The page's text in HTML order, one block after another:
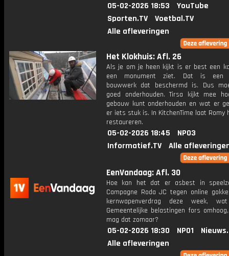
05-02-2026 18:53
YouTube
Sporten.TV
Voetbal.TV
Alle afleveringen
Het Klokhuis: Afl. 26
Als je om je heen kijkt is er best een
een monument ziet. Dat is een
bouwwerk dat beschermd is. Dus
goed onderhouden. Tirsa kijkt mee
gebouw kunt onderhouden en wat er
er iets stuk is. In KitchenTime laat Romy
restaureren.
05-02-2026 18:45
NPO3
Informatief.TV
Alle
EenVandaag: Afl. 30
Hoe kan het dat er asbest in
Campagne Roda JC tegen online
kernwapenverdrag deze week,
Gemeentelijke belastingen fors
mag dat zomaar?
05-02-2026 18:30 NPO1
Alle afleveringen